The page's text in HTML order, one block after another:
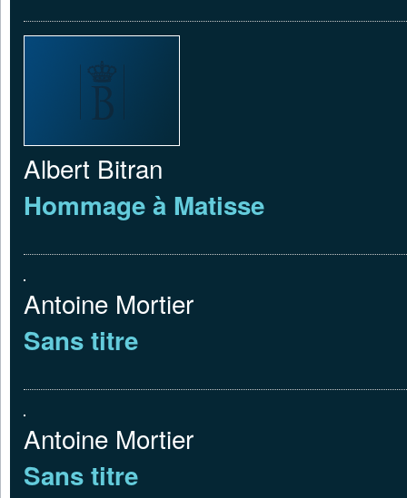
Albert Bitran
Hommage à Matisse
Antoine Mortier
Sans titre
Antoine Mortier
Sans titre